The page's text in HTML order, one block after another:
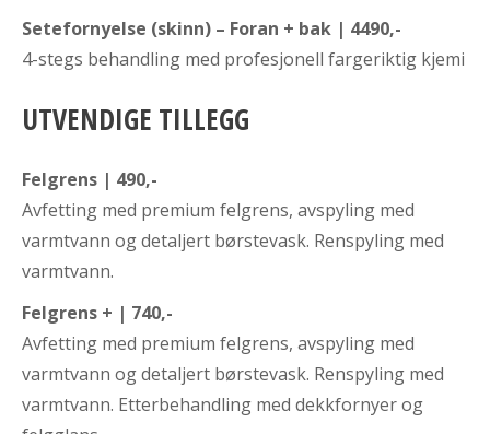
Setefornyelse (skinn) – Foran + bak | 4490,-
4-stegs behandling med profesjonell fargeriktig kjemi
UTVENDIGE TILLEGG
Felgrens | 490,-
Avfetting med premium felgrens, avspyling med
varmtvann og detaljert børstevask. Renspyling med
varmtvann.
Felgrens + | 740,-
Avfetting med premium felgrens, avspyling med
varmtvann og detaljert børstevask. Renspyling med
varmtvann. Etterbehandling med dekkfornyer og